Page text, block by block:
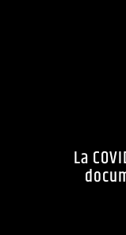
La